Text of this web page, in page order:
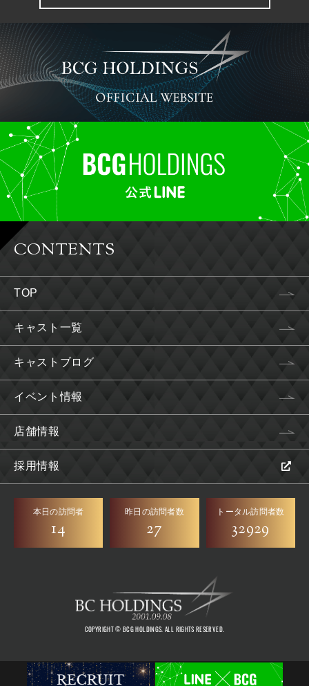
CONTENTS
TOP
キャスト一覧
キャストブログ
イベント情報
店舗情報
採用情報
本日の訪問者
14
昨日の訪問者数
27
トータル訪問者数
32929
COPYRIGHT © BCG HOLDINGS. ALL RIGHTS RESERVED.